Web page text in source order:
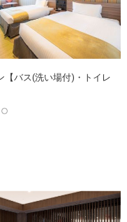
【バス(洗い場付)・トイレ